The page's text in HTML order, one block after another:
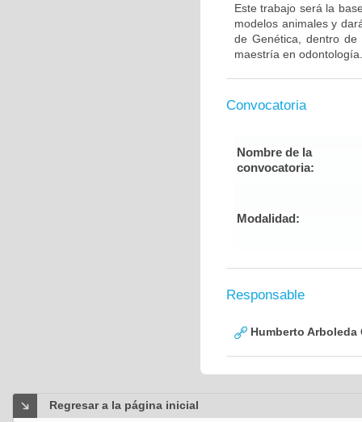
Este trabajo será la
modelos animales y
de Genética, dentro
maestría en odontología.
Convocatoria
Nombre de la
convocatoria:
Modalidad:
Responsable
Humberto Arboleda
Regresar a la página inicial